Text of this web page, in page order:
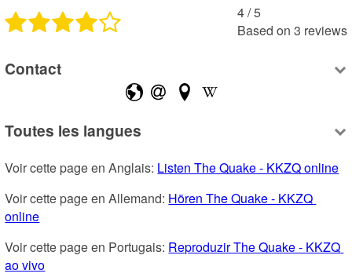
4 /5
Based on 3 reviews
Contact
Toutes les langues
Voir cette page en Anglais: Listen The Quake - KKZQ online
Voir cette page en Allemand: Hören The Quake - KKZQ
online
Voir cette page en Portugais: Reproduzir The Quake - KKZQ
ao vivo